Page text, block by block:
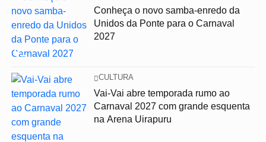
01
Conheça o novo samba-enredo da
Unidos da Ponte para o Carnaval
2027
CULTURA
Vai-Vai abre temporada rumo ao
Carnaval 2027 com grande esquenta
na Arena Uirapuru